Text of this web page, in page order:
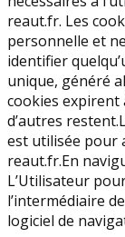
reaut.fr. Les
personnelle et
identifier
unique, généré
cookies expirent
d’autres
est utilisée pour
reaut.fr.En
L’Utilisateur
l’intermédiaire
logiciel de